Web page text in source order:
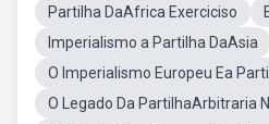
Partilha DaAfrica Exerciciso
Imperialismo a Partilha DaAsia
O Imperialismo Europeu Ea
O Legado Da PartilhaArbitraria